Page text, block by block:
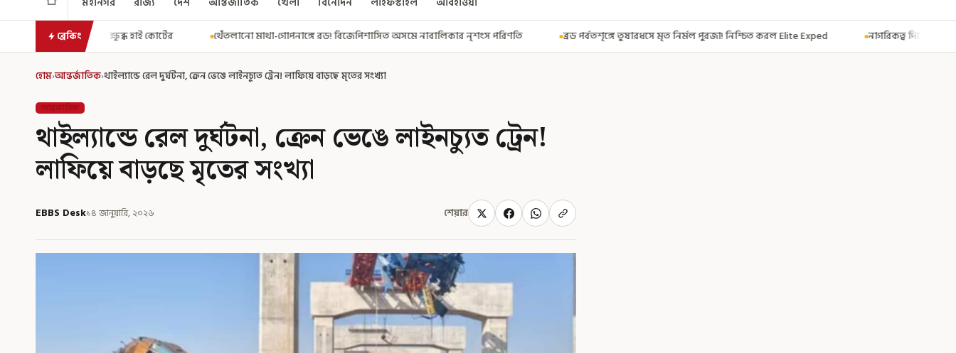
ব্রেকিং
হাই কোর্টের থেঁতলানো মাথা-গোপনাঙ্গে রড! বিজেপিশাসিত অসমে নাবালিকার নৃশংস পরিণতি ব্রড পর্বতশৃঙ্গে তুষারধসে মৃত নির্মল পুরজা! নিশ্চিত করল Elite Exped নাগরিকত্ব দিতেই CAA! ৩০০ মতুয়াকে নাগরিকত্বের
হোম›আন্তর্জাতিক›থাইল্যান্ডে রেল দুর্ঘটনা, ক্রেন ভেঙে লাইনচ্যুত ট্রেন! লাফিয়ে বাড়ছে মৃতের সংখ্যা
আন্তর্জাতিক
থাইল্যান্ডে রেল দুর্ঘটনা, ক্রেন ভেঙে লাইনচ্যুত ট্রেন!
লাফিয়ে বাড়ছে মৃতের সংখ্যা
EBBS Desk১৪ জানুয়ারি, ২০২৬ শেয়ার